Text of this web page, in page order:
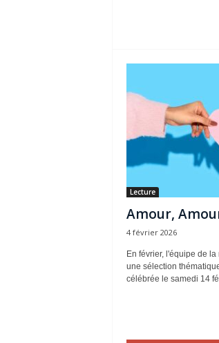
Lecture
Amour,
4 février 2026
En février, l'équipe de
une sélection
célébrée le samedi 14